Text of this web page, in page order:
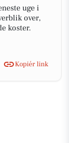
uge i
over,
koster.
Kopiér link